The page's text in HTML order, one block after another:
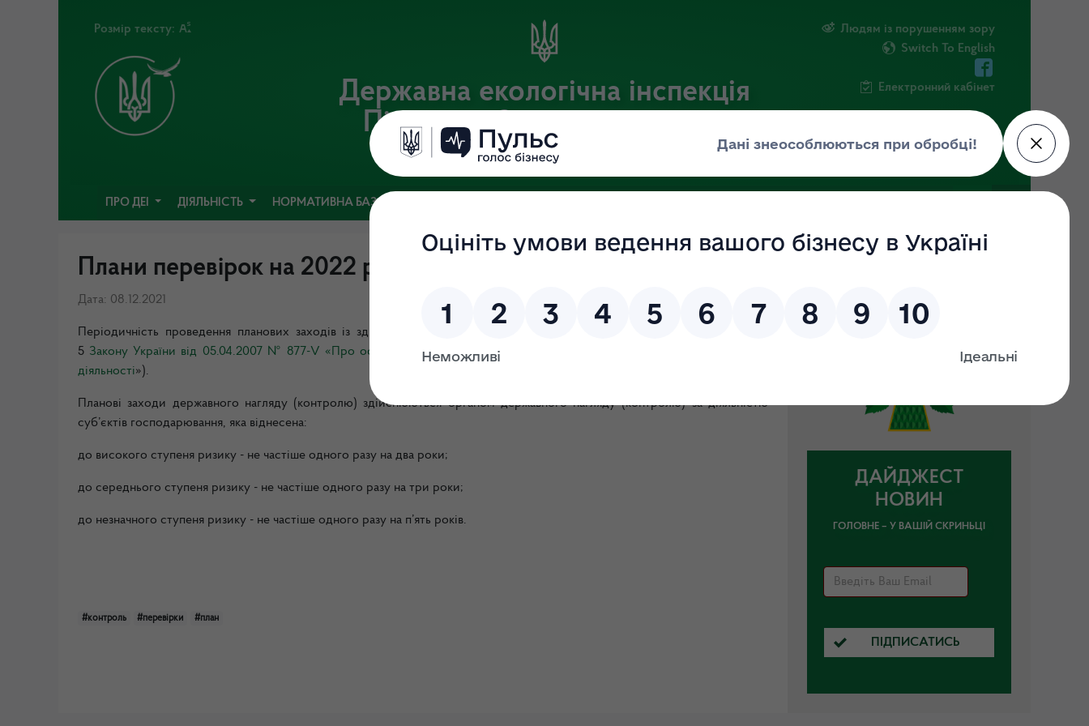
Розмір тексту:
Державна екологічна інспекція
Південно-Західного округу
Офіційний веб-портал Державної екологічної інспекції України
Людям із порушенням зору
Switch To English
Електронний кабінет
ПРО ДЕІ ДІЯЛЬНІСТЬ НОРМАТИВНА БАЗА
Плани перевірок на 2022 рік
Дата: 08.12.2021
Періодичність проведення планових заходів із здійснення державного нагляду (контролю) (у відповідності до
5 Закону України від 05.04.2007 № 877-V «Про основні засади державного нагляду (контролю) у сфері господарської
діяльності»).
Планові заходи державного нагляду (контролю) здійснюються органом державного нагляду (контролю) за діяльністю
суб’єктів господарювання, яка віднесена:
до високого ступеня ризику - не частіше одного разу на два роки;
до середнього ступеня ризику - не частіше одного разу на три роки;
до незначного ступеня ризику - не частіше одного разу на п’ять років.
#контроль #перевірки #план
ДАЙДЖЕСТ
НОВИН
ГОЛОВНЕ – У ВАШІЙ СКРИНЬЦІ
ПІДПИСАТИСЬ